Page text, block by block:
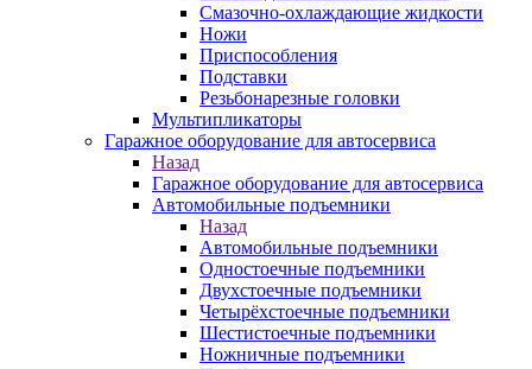
Смазочно-охлаждающие жидкости
Ножи
Приспособления
Подставки
Резьбонарезные головки
Мультипликаторы
Гаражное оборудование для автосервиса
Назад
Гаражное оборудование для автосервиса
Автомобильные подъемники
Назад
Автомобильные подъемники
Одностоечные подъемники
Двухстоечные подъемники
Четырёхстоечные подъемники
Шестистоечные подъемники
Ножничные подъемники